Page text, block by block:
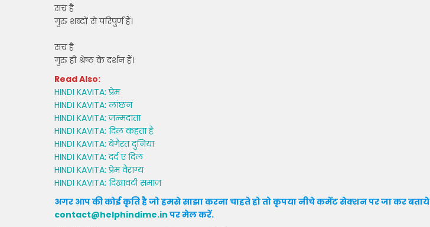
सच है
गुरु शब्दों से परिपुर्ण हैं।
सच है
गुरु ही श्रेष्ठ के दर्शन हैं।
Read Also:
HINDI KAVITA: प्रेम
HINDI KAVITA: लांछन
HINDI KAVITA: जन्मदाता
HINDI KAVITA: दिल कहता है
HINDI KAVITA: बेगैरत दुनिया
HINDI KAVITA: दर्द ए दिल
HINDI KAVITA: प्रेम वैराग्य
HINDI KAVITA: दिखावटी समाज
अगर आप की कोई कृति है जो हमसे साझा करना चाहते हो तो कृपया नीचे कमेंट सेक्शन पर जा कर बताये
contact@helphindime.in पर मेल करें.